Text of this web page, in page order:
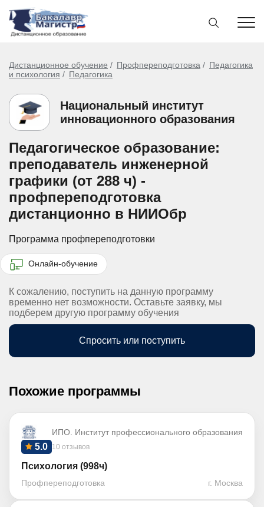
Дистанционное обучение Профпереподготовка
Педагогика
и психология
Педагогика
Национальный институт
инновационного образования
Педагогическое образование:
преподаватель инженерной
графики (от 288 ч) -
профпереподготовка
дистанционно в НИИОбр
Программа профпереподготовки
Онлайн-обучение
К сожалению, поступить на данную программу
временно нет возможности. Оставьте заявку, мы
подберем другую программу обучения
Спросить или поступить
Похожие программы
ИПО. Институт профессионального образования
10 отзывов
5.0
Психология (998ч)
Профпереподготовка г. Москва